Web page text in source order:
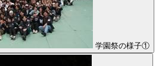
学園祭の様子①